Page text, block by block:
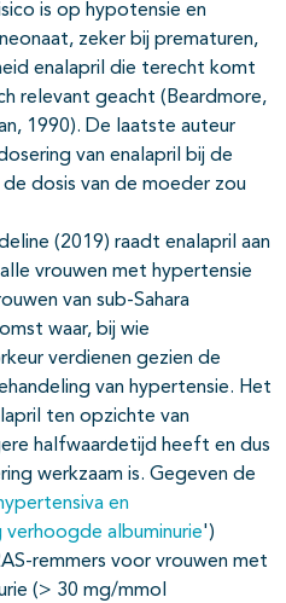
is op hypotensie en
zeker bij prematuren,
enalapril die terecht komt
relevant geacht (Beardmore,
1990). De laatste auteur
van enalapril bij de
dosis van de moeder zou
(2019) raadt enalapril aan
vrouwen met hypertensie
van sub-Sahara
waar, bij wie
verdienen gezien de
van hypertensie. Het
ten opzichte van
halfwaardetijd heeft en dus
werkzaam is. Gegeven de
en
albuminurie')
remmers voor vrouwen met
(> 30 mg/mmol